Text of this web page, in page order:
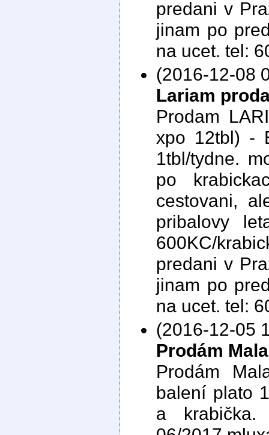
predani v
jinam po
na ucet. tel:
(2016-12-08
Lariam
Prodam
xpo 12tbl) -
1tbl/tydne.
po
cestovani,
pribalovy
600KC/
predani v
jinam po
na ucet. tel:
(2016-12-05
Prodám
Prodám
balení plato
a krabička.